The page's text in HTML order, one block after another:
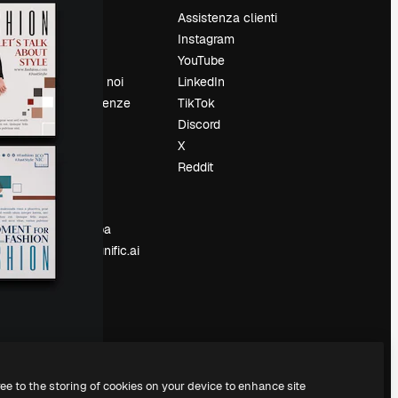
Prezzi
Chi siamo
Recensioni
Lavora con noi
Cerca tendenze
Blog
Eventi
Slidesgo
contenuti
Sala stampa
Cerchi magnific.ai
Assistenza clienti
Instagram
YouTube
LinkedIn
TikTok
Discord
X
Reddit
to the storing of cookies on your device to enhance site